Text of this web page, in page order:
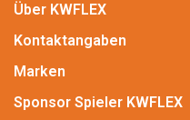
Über KWFLEX
Kontaktangaben
Marken
Sponsor Spieler KWFLEX